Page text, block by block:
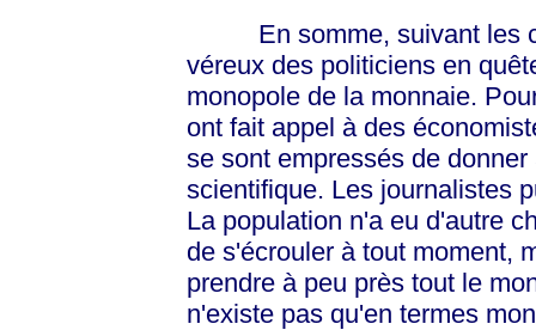
En somme, suivant les
véreux des politiciens en
monopole de la monnaie.
ont fait appel à des
se sont empressés de
scientifique. Les journalistes
La population n'a eu d'autre
de s'écrouler à tout moment,
prendre à peu près tout le
n'existe pas qu'en termes